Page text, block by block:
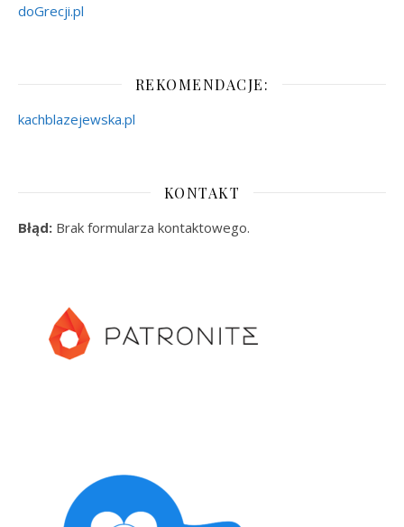
doGrecji.pl
REKOMENDACJE:
kachblazejewska.pl
KONTAKT
Błąd: Brak formularza kontaktowego.